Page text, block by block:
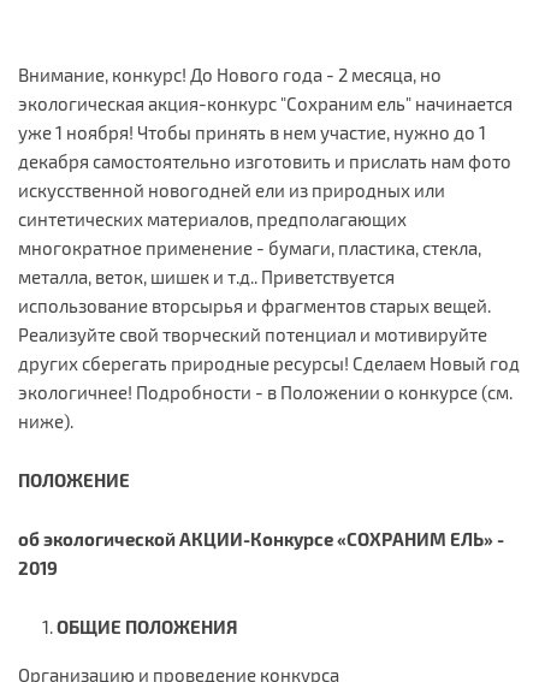
Внимание, конкурс! До Нового года - 2 месяца, но
экологическая акция-конкурс "Сохраним ель" начинается
уже 1 ноября! Чтобы принять в нем участие, нужно до 1
декабря самостоятельно изготовить и прислать нам фото
искусственной новогодней ели из природных или
синтетических материалов, предполагающих
многократное применение - бумаги, пластика, стекла,
металла, веток, шишек и т.д.. Приветствуется
использование вторсырья и фрагментов старых вещей.
Реализуйте свой творческий потенциал и мотивируйте
других сберегать природные ресурсы! Сделаем Новый год
экологичнее! Подробности - в Положении о конкурсе (см.
ниже).
ПОЛОЖЕНИЕ
обэкологической АКЦИИ-Конкурсе «СОХРАНИМ ЕЛЬ» -
2019
ОБЩИЕ ПОЛОЖЕНИЯ
Организацию и проведение конкурса